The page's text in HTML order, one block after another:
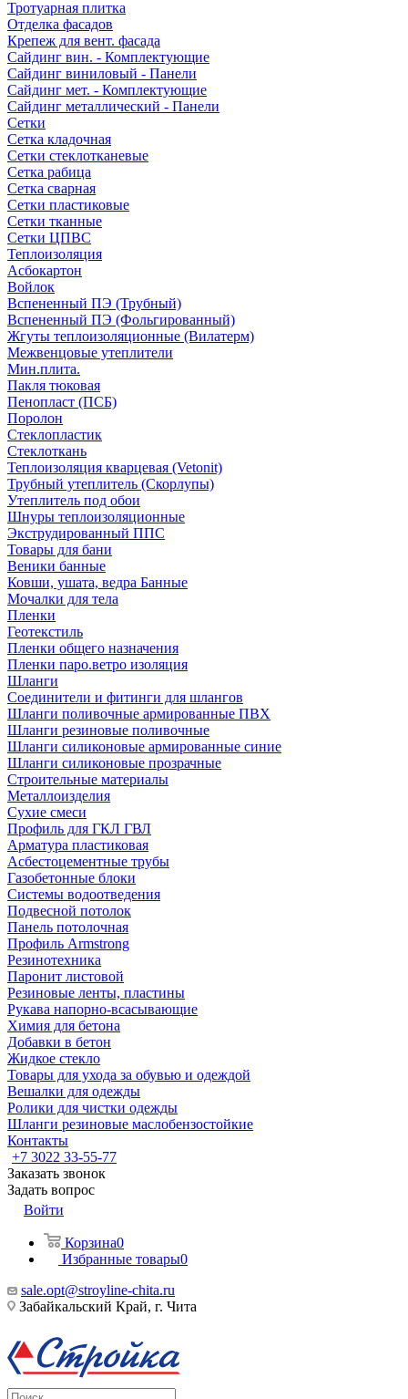
Тротуарная плитка
Отделка фасадов
Крепеж для вент. фасада
Сайдинг вин. - Комплектующие
Сайдинг виниловый - Панели
Сайдинг мет. - Комплектующие
Сайдинг металлический - Панели
Сетки
Сетка кладочная
Сетки стеклотканевые
Сетка рабица
Сетка сварная
Сетки пластиковые
Сетки тканные
Сетки ЦПВС
Теплоизоляция
Асбокартон
Войлок
Вспененный ПЭ (Трубный)
Вспененный ПЭ (Фольгированный)
Жгуты теплоизоляционные (Вилатерм)
Межвенцовые утеплители
Мин.плита.
Пакля тюковая
Пенопласт (ПСБ)
Поролон
Стеклопластик
Стеклоткань
Теплоизоляция кварцевая (Vetonit)
Трубный утеплитель (Скорлупы)
Утеплитель под обои
Шнуры теплоизоляционные
Экструдированный ППС
Товары для бани
Веники банные
Ковши, ушата, ведра Банные
Мочалки для тела
Пленки
Геотекстиль
Пленки общего назначения
Пленки паро.ветро изоляция
Шланги
Соединители и фитинги для шлангов
Шланги поливочные армированные ПВХ
Шланги резиновые поливочные
Шланги силиконовые армированные синие
Шланги силиконовые прозрачные
Строительные материалы
Металлоизделия
Сухие смеси
Профиль для ГКЛ ГВЛ
Арматура пластиковая
Асбестоцементные трубы
Газобетонные блоки
Системы водоотведения
Подвесной потолок
Панель потолочная
Профиль Armstrong
Резинотехника
Паронит листовой
Резиновые ленты, пластины
Рукава напорно-всасывающие
Химия для бетона
Добавки в бетон
Жидкое стекло
Товары для ухода за обувью и одеждой
Вешалки для одежды
Ролики для чистки одежды
Шланги резиновые маслобензостойкие
Контакты
+7 3022 33-55-77
Заказать звонок
Задать вопрос
Войти
Корзина0
Избранные товары0
sale.opt@stroyline-chita.ru
Забайкальский Край, г. Чита